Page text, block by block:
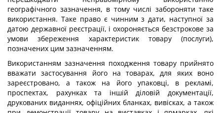
географічного зазначення, в тому числі забороняти таке
використання. Таке право є чинним з дати, наступної за
датою державної реєстрації, і охороняється безстрокове за
умови збереження характеристик товару (послуги),
позначених цим зазначенням.
Використанням зазначення походження товару прийнято
вважати застосування його на товарах, для яких воно
зареєстровано, а також на його упаковці, в рекламі,
проспектах, рахунках та іншій діловій документації,
друкованих виданнях, офіційних бланках, вивісках, а також